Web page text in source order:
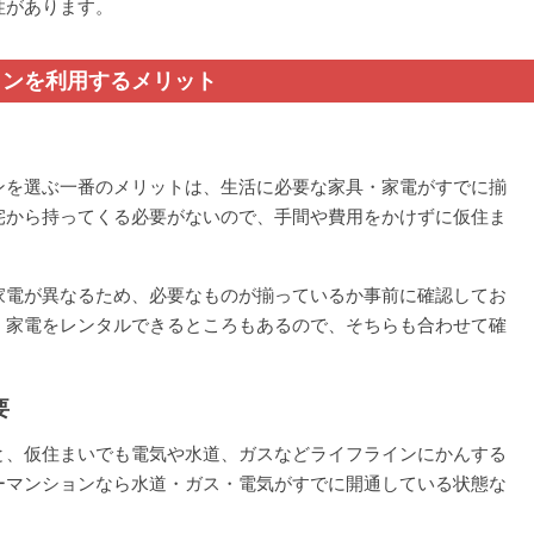
あります。
を利用するメリット
選ぶ一番のメリットは、生活に必要な家具・家電がすでに揃
ら持ってくる必要がないので、手間や費用をかけずに仮住ま
が異なるため、必要なものが揃っているか事前に確認してお
電をレンタルできるところもあるので、そちらも合わせて確
仮住まいでも電気や水道、ガスなどライフラインにかんする
ンションなら水道・ガス・電気がすでに開通している状態な